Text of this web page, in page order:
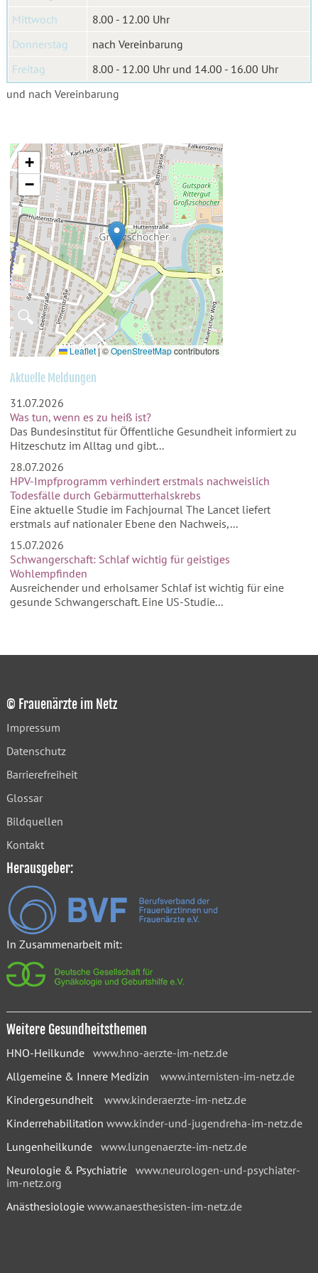
Mittwoch
8.00 - 12.00 Uhr
Donnerstag
nach Vereinbarung
Freitag
8.00 - 12.00 Uhr und 14.00 - 16.00 Uhr
und nach Vereinbarung
🔍
+
−
Leaflet |©OpenStreetMapcontributors
Aktuelle Meldungen
31.07.2026
Was tun, wenn es zu heiß ist?
Das Bundesinstitut für Öffentliche Gesundheit informiert zu
Hitzeschutz im Alltag und gibt...
28.07.2026
HPV-Impfprogramm verhindert erstmals nachweislich
Todesfälle durch Gebärmutterhalskrebs
Eine aktuelle Studie im Fachjournal The Lancet liefert
erstmals auf nationaler Ebene den Nachweis,...
15.07.2026
Schwangerschaft: Schlaf wichtig für geistiges
Wohlempfinden
Ausreichender und erholsamer Schlaf ist wichtig für eine
gesunde Schwangerschaft. Eine US-Studie...
© Frauenärzte im Netz
Impressum
Datenschutz
Barrierefreiheit
Glossar
Bildquellen
Kontakt
Herausgeber:
In Zusammenarbeit mit:
Weitere Gesundheitsthemen
HNO-Heilkunde www.hno-aerzte-im-netz.de
Allgemeine & Innere Medizin www.internisten-im-netz.de
Kindergesundheit www.kinderaerzte-im-netz.de
Kinderrehabilitation www.kinder-und-jugendreha-im-netz.de
Lungenheilkunde www.lungenaerzte-im-netz.de
Neurologie & Psychiatrie www.neurologen-und-psychiater-
im-netz.org
Anästhesiologie www.anaesthesisten-im-netz.de